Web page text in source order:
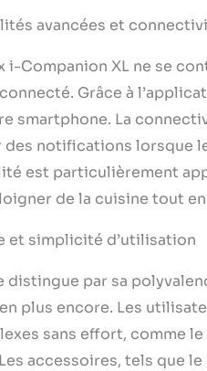
avec
avancées et
i-Companion XL ne se
Grâce à
smartphone. La
des notifications lorsque
est particulièrement
de la cuisine tout
et simplicité d’utilisation
distingue par sa
plus encore. Les
sans effort, comme
accessoires, tels que